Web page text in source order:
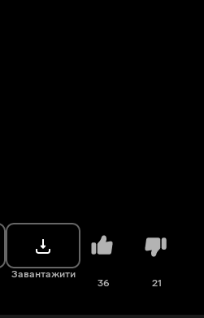
Завантажити
36 21